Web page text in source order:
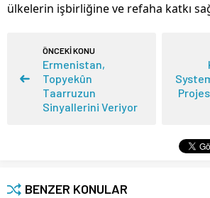
ülkelerin işbirliğine ve refaha katkı
ÖNCEKİ KONU
Ermenistan,
Topyekûn
Taarruzun
Sinyallerini Veriyor
BENZER KONULAR